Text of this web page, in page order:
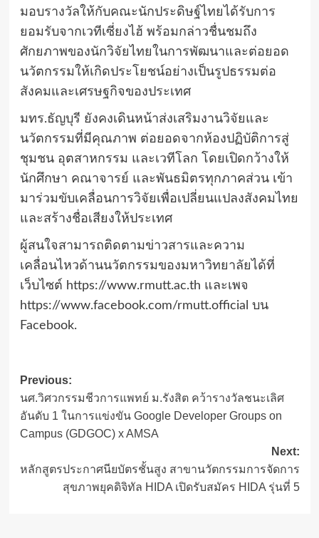
มอบรางวัลให้กับคณะนักประดิษฐ์ไทยได้รับการ
ยอมรับจากเวทีเซี่ยงไฮ้ พร้อมกล่าวชื่นชมถึง
ศักยภาพของนักวิจัยไทยในการพัฒนาและต่อยอด
นวัตกรรมให้เกิดประโยชน์อย่างเป็นรูปธรรมต่อ
สังคมและเศรษฐกิจของประเทศ
​มทร.ธัญบุรี ยังคงเดินหน้าส่งเสริมงานวิจัยและ
นวัตกรรมที่มีคุณภาพ ต่อยอดจากห้องปฏิบัติการสู่
ชุมชน อุตสาหกรรม และเวทีโลก โดยเปิดกว้างให้
นักศึกษา คณาจารย์ และพันธมิตรทุกภาคส่วน เข้า
มาร่วมขับเคลื่อนการวิจัยเพื่อเปลี่ยนแปลงสังคมไทย
และสร้างชื่อเสียงให้ประเทศ
ผู้สนใจสามารถติดตามข่าวสารและความ
เคลื่อนไหวด้านนวัตกรรมของมหาวิทยาลัยได้ที่
เว็บไซต์ https://www.rmutt.ac.th และเพจ
https://www.facebook.com/rmutt.official บน
Facebook.
Post
navigation
Previous:
นศ.วิศวกรรมชีวการแพทย์ ม.รังสิต คว้ารางวัลชนะเลิศ
อันดับ 1 ในการแข่งขัน Google Developer Groups on
Campus (GDGOC) x AMSA
Next:
หลักสูตรประกาศนียบัตรชั้นสูง สาขานวัตกรรมการจัดการ
สุขภาพยุคดิจิทัล HIDA เปิดรับสมัคร HIDA รุ่นที่ 5